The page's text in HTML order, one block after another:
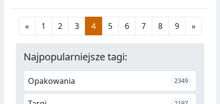
« 1 2 3 4 5 6 7 8 9 »
Najpopularniejsze tagi:
Opakowania 2349